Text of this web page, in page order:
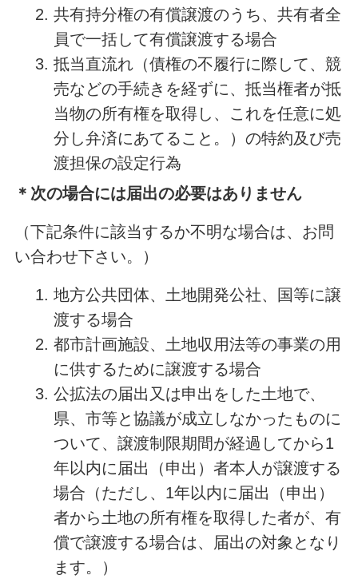
共有持分権の有償譲渡のうち、共有者全
員で一括して有償譲渡する場合
抵当直流れ（債権の不履行に際して、競
売などの手続きを経ずに、抵当権者が抵
当物の所有権を取得し、これを任意に処
分し弁済にあてること。）の特約及び売
渡担保の設定行為
＊次の場合には届出の必要はありません
（下記条件に該当するか不明な場合は、お問
い合わせ下さい。）
地方公共団体、土地開発公社、国等に譲
渡する場合
都市計画施設、土地収用法等の事業の用
に供するために譲渡する場合
公拡法の届出又は申出をした土地で、
県、市等と協議が成立しなかったものに
ついて、譲渡制限期間が経過してから1
年以内に届出（申出）者本人が譲渡する
場合（ただし、1年以内に届出（申出）
者から土地の所有権を取得した者が、有
償で譲渡する場合は、届出の対象となり
ます。）